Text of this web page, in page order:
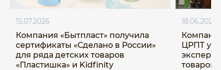
15.07.2026
Компания «Бытпласт» получила
сертификаты «Сделано в России»
для ряда детских товаров
«Пластишка» и Kidfinity
18.06.2026
ЦРПТ
товаров